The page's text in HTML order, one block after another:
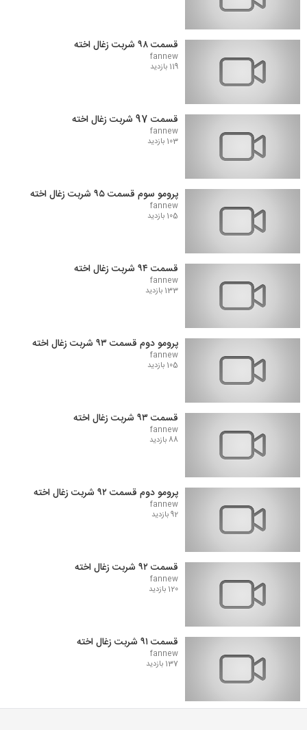
قسمت ۹۸ شربت زغال اخته
fannew
119 بازدید
قسمت 97 شربت زغال اخته
fannew
103 بازدید
پرومو سوم قسمت ۹۵ شربت زغال اخته
fannew
105 بازدید
قسمت ۹۴ شربت زغال اخته
fannew
133 بازدید
پرومو دوم قسمت ۹۳ شربت زغال اخته
fannew
105 بازدید
قسمت ۹۳ شربت زغال اخته
fannew
88 بازدید
پرومو دوم قسمت ۹۲ شربت زغال اخته
fannew
92 بازدید
قسمت ۹۲ شربت زغال اخته
fannew
120 بازدید
قسمت ۹۱ شربت زغال اخته
fannew
137 بازدید